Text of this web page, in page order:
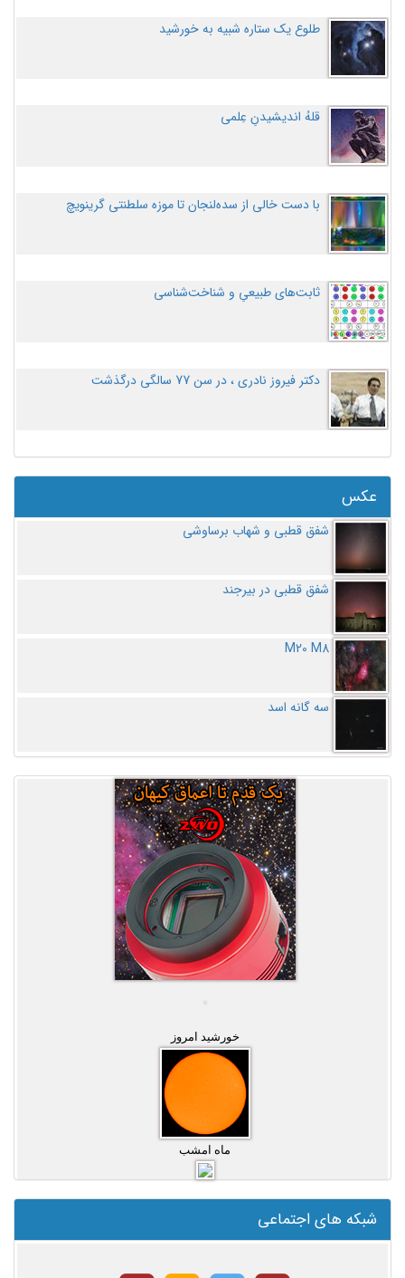
طلوع یک ستاره شبیه به خورشید
قلهُ اندیشیدنِ عِلمی
با دست خالی از سده‌لنجان تا موزه سلطنتی گرینویچ
ثابت‌های طبیعیِ و شناخت‌شناسی
دکتر فیروز نادری ، در سن 77 سالگی درگذشت
عکس
شفق قطبی و شهاب برساوشی
شفق قطبی در بیرجند
M20 M8
سه گانه اسد
خورشید امروز
ماه امشب
شبکه های اجتماعی